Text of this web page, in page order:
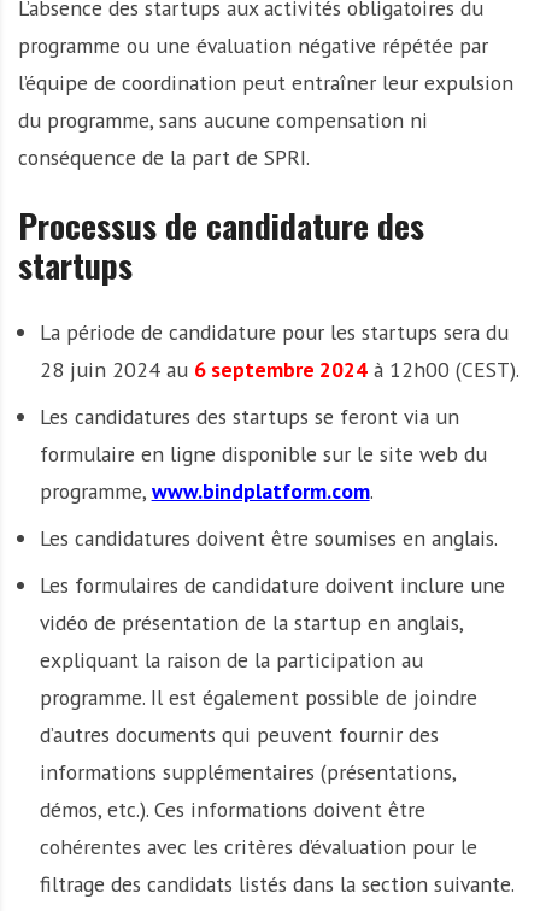
L’absence des startups aux activités obligatoires du
programme ou une évaluation négative répétée par
l’équipe de coordination peut entraîner leur expulsion
du programme, sans aucune compensation ni
conséquence de la part de SPRI.
Processus de candidature des
startups
La période de candidature pour les startups sera du
28 juin 2024 au 6 septembre 2024à 12h00 (CEST).
Les candidatures des startups se feront via un
formulaire en ligne disponible sur le site web du
programme, www.bindplatform.com.
Les candidatures doivent être soumises en anglais.
Les formulaires de candidature doivent inclure une
vidéo de présentation de la startup en anglais,
expliquant la raison de la participation au
programme. Il est également possible de joindre
d’autres documents qui peuvent fournir des
informations supplémentaires (présentations,
démos, etc.). Ces informations doivent être
cohérentes avec les critères d’évaluation pour le
filtrage des candidats listés dans la section suivante.